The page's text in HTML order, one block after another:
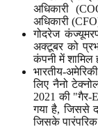
अधिकारी
अधिकारी
गोदरेज
अक्टूबर को
कंपनी में शामिल
भारतीय-
लिए नैनो
2021 की "गैर-
गया है, जिससे
जिसके